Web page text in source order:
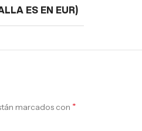
ES EN EUR)
marcados con *